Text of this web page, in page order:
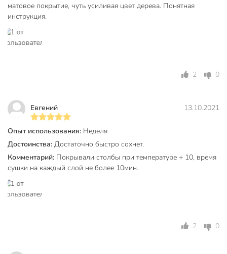
Основа
алкидно-
Степень глянца
Тип работ
наружных работ
Разбавитель
Вес в упаковке
Габариты упаковки
матовое покрытие, чуть усиливая цвет дерева. Понятная
инструкция.
2 0
Евгений 13.10.2021
Опыт использования: Неделя
Достоинства: Достаточно быстро сохнет.
Комментарий: Покрывали столбы при температуре + 10, время
сушки на каждый слой не более 10мин.
2 0